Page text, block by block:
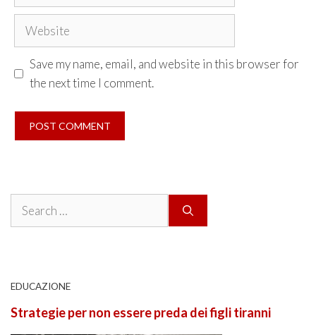
Website
Save my name, email, and website in this browser for
the next time I comment.
Search
EDUCAZIONE
Strategie per non essere preda dei figli tiranni